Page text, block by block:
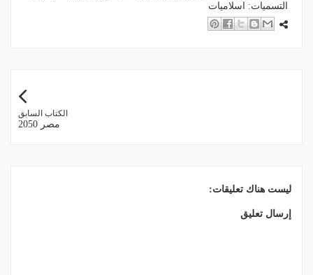
التسميات:
اسلاميات
الكتاب السابق
مصر 2050
ليست هناك تعليقات:
إرسال تعليق